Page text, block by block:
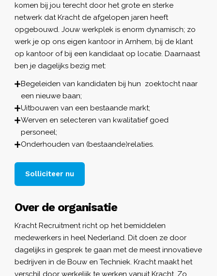
komen bij jou terecht door het grote en sterke
netwerk dat Kracht de afgelopen jaren heeft
opgebouwd. Jouw werkplek is enorm dynamisch; zo
werk je op ons eigen kantoor in Arnhem, bij de klant
op kantoor of bij een kandidaat op locatie. Daarnaast
ben je dagelijks bezig met:
Begeleiden van kandidaten bij hun zoektocht naar
een nieuwe baan;
Uitbouwen van een bestaande markt;
Werven en selecteren van kwalitatief goed
personeel;
Onderhouden van (bestaande)relaties.
Solliciteer nu
Over de organisatie
Kracht Recruitment richt op het bemiddelen
medewerkers in heel Nederland. Dit doen ze door
dagelijks in gesprek te gaan met de meest innovatieve
bedrijven in de Bouw en Techniek. Kracht maakt het
verschil door werkelijk te werken vanuit Kracht. Zo